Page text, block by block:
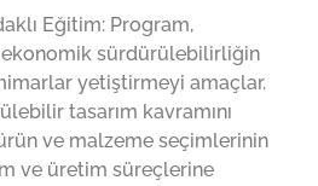
Eğitim: Program,
sürdürülebilirliğin
mimarlar yetiştirmeyi amaçlar.
tasarım kavramını
ve malzeme seçimlerinin
ve üretim süreçlerine